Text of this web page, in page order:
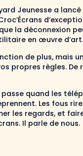
Jeunesse a
la déconnexion
en œuvre d’art.
de plus, mais
propres règles. De
quand les
Les fous
les regards, et
Il parle de nous.